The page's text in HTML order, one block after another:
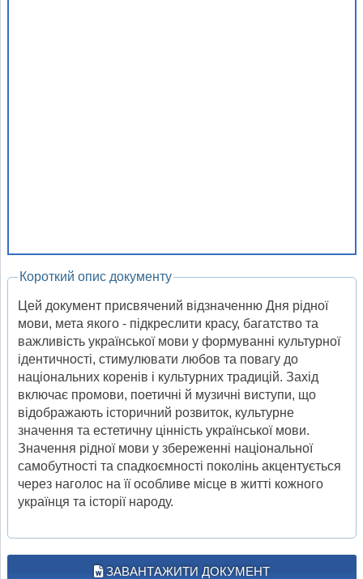
Короткий опис документу
Цей документ присвячений відзначенню Дня рідної
мови, мета якого - підкреслити красу, багатство та
важливість української мови у формуванні культурної
ідентичності, стимулювати любов та повагу до
національних коренів і культурних традицій. Захід
включає промови, поетичні й музичні виступи, що
відображають історичний розвиток, культурне
значення та естетичну цінність української мови.
Значення рідної мови у збереженні національної
самобутності та спадкоємності поколінь акцентується
через наголос на її особливе місце в житті кожного
українця та історії народу.
ЗАВАНТАЖИТИ ДОКУМЕНТ